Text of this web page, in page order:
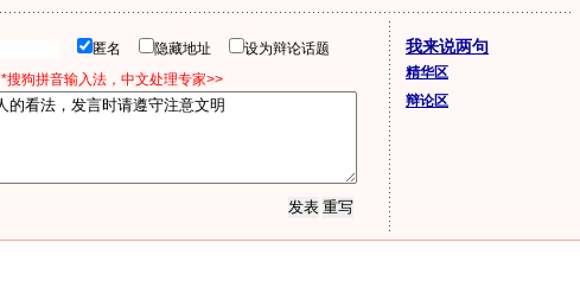
匿名 隐藏地址
设为辩论话题
*搜狗拼音输入法，中文处理专家>>
我来说两句
精华区
辩论区